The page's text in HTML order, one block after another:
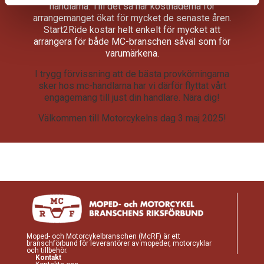
handlarna. Till det så har kostnaderna för
arrangemanget ökat för mycket de senaste åren.
Start2Ride kostar helt enkelt för mycket att
arrangera för både MC-branschen såväl som för
varumärkena.
I trygg förvissning att de bästa provkörningarna
sker hos mc-handlarna har vi därför flyttat vårt
engagemang till just din handlare. Nära dig!
Välkommen till Motorcykelns dag 3 maj 2025!
Moped- och Motorcykelbranschen (McRF) är ett
branschförbund för leverantörer av mopeder, motorcyklar
och tillbehör.
Kontakt